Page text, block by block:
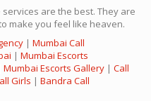
are the best. They are
make you feel like heaven.
| Mumbai Call
| Mumbai Escorts
Mumbai Escorts Gallery | Call
Girls | Bandra Call